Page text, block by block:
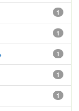
1
1
1
1
1